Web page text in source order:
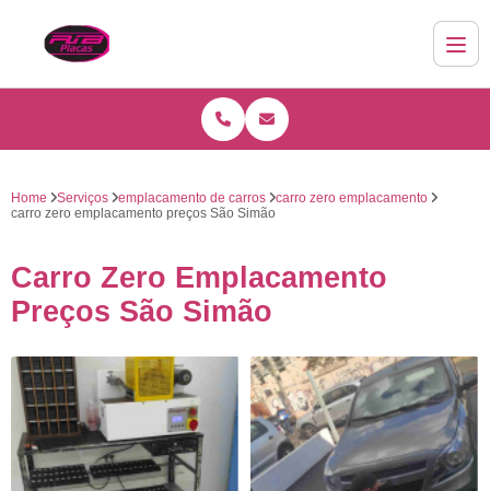
Home Serviços emplacamento de carros
carro zero emplacamento
carro zero emplacamento preços São Simão
Carro Zero Emplacamento
Preços São Simão